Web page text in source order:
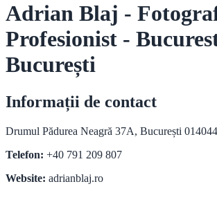
Adrian Blaj -
Profesionist -
București
Informații de contact
Drumul Pădurea Neagră 37A, București
Telefon: +40 791 209 807
Website: adrianblaj.ro